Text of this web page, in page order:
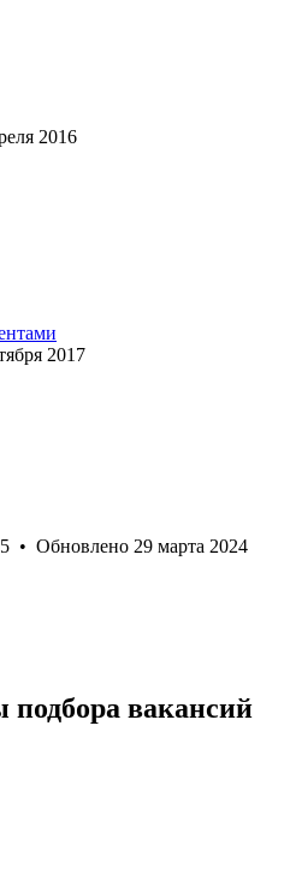
2016
2017
• Обновлено 29 марта 2024
вакансий